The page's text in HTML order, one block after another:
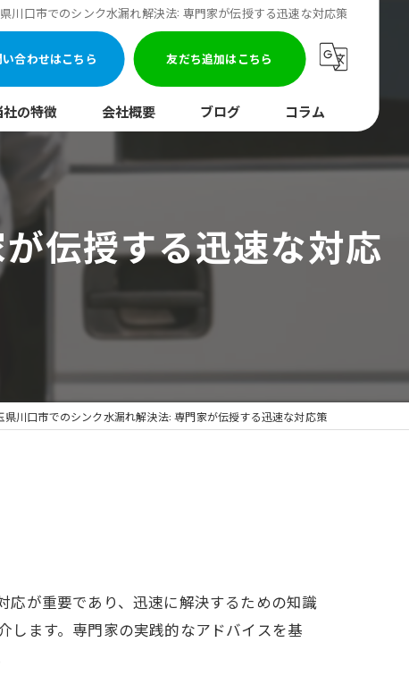
川口市でのシンク水漏れ解決法: 専門家が伝授する迅速な対応策
い合わせはこちら 友だち追加はこちら
社の特徴
器
レ
会社概要 ブログ コラム
伝授する迅速な対応
県川口市でのシンク水漏れ解決法: 専門家が伝授する迅速な対応策
が重要であり、迅速に解決するための知識
します。専門家の実践的なアドバイスを基